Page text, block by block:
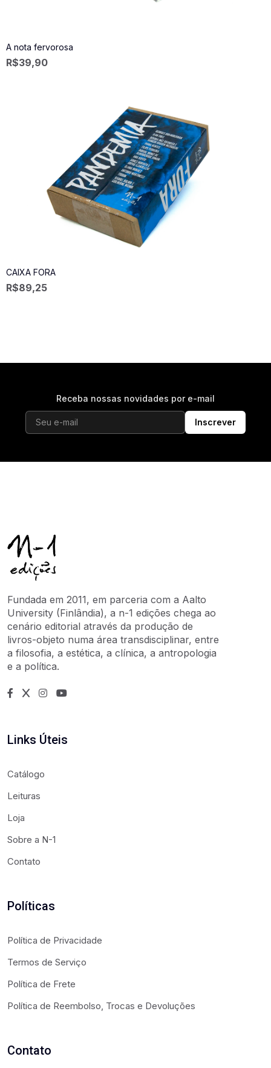
A nota fervorosa
R$39,90
CAIXA FORA
R$89,25
Receba nossas novidades por e-mail
Inscrever
Fundada em 2011, em parceria com a Aalto
University (Finlândia), a n-1 edições chega ao
cenário editorial através da produção de
livros-objeto numa área transdisciplinar, entre
a filosofia, a estética, a clínica, a antropologia
e a política.
Links Úteis
Catálogo
Leituras
Loja
Sobre a N-1
Contato
Políticas
Política de Privacidade
Termos de Serviço
Política de Frete
Política de Reembolso, Trocas e Devoluções
Contato